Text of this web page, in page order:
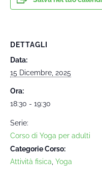
DETTAGLI
Data:
15 Dicembre, 2025
Ora:
18:30 - 19:30
Serie:
Corso di Yoga per adulti
Categorie Corso:
Attività fisica Yoga